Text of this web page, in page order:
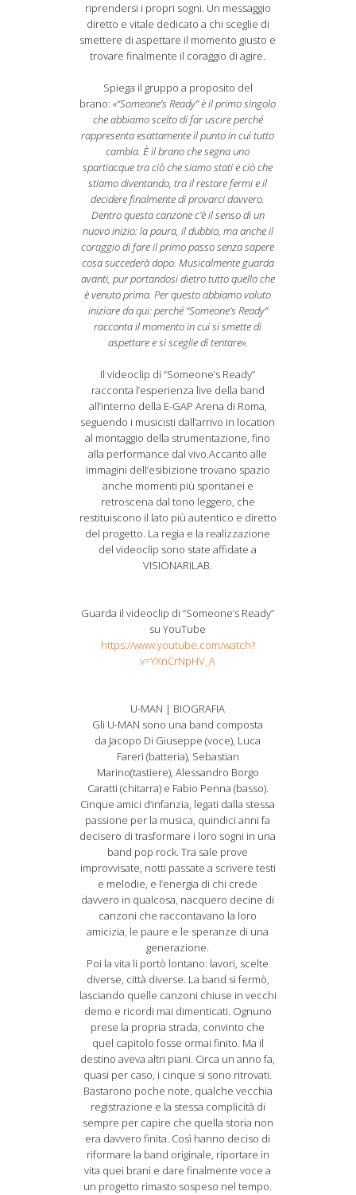
riprendersi i propri sogni. Un messaggio
diretto e vitale dedicato a chi sceglie di
smettere di aspettare il momento giusto e
trovare finalmente il coraggio di agire.
Spiega il gruppo a proposito del
brano:«“Someone’s Ready” è il primo singolo
che abbiamo scelto di far uscire perché
rappresenta esattamente il punto in cui tutto
cambia. È il brano che segna uno
spartiacque tra ciò che siamo stati e ciò che
stiamo diventando, tra il restare fermi e il
decidere finalmente di provarci davvero.
Dentro questa canzone c’è il senso di un
nuovo inizio: la paura, il dubbio, ma anche il
coraggio di fare il primo passo senza sapere
cosa succederà dopo. Musicalmente guarda
avanti, pur portandosi dietro tutto quello che
è venuto prima. Per questo abbiamo voluto
iniziare da qui: perché “Someone’s Ready”
racconta il momento in cui si smette di
aspettare e si sceglie di tentare».
Il videoclip di “Someone’s Ready”
racconta l’esperienza live della band
all’interno della E-GAP Arena di Roma,
seguendo i musicisti dall’arrivo in location
al montaggio della strumentazione, fino
alla performance dal vivo.Accanto alle
immagini dell’esibizione trovano spazio
anche momenti più spontanei e
retroscena dal tono leggero, che
restituiscono il lato più autentico e diretto
del progetto. La regia e la realizzazione
del videoclip sono state affidate a
VISIONARILAB.
Guarda il videoclip di “Someone’s Ready”
su YouTube
https://www.youtube.com/watch?
v=YXnCrNpHV_A
U-MAN | BIOGRAFIA
Gli U-MAN sono una band composta
da Jacopo Di Giuseppe (voce), Luca
Fareri (batteria), Sebastian
Marino(tastiere), Alessandro Borgo
Caratti (chitarra) e Fabio Penna (basso).
Cinque amici d’infanzia, legati dalla stessa
passione per la musica, quindici anni fa
decisero di trasformare i loro sogni in una
band pop rock. Tra sale prove
improvvisate, notti passate a scrivere testi
e melodie, e l’energia di chi crede
davvero in qualcosa, nacquero decine di
canzoni che raccontavano la loro
amicizia, le paure e le speranze di una
generazione.
Poi la vita li portò lontano: lavori, scelte
diverse, città diverse. La band si fermò,
lasciando quelle canzoni chiuse in vecchi
demo e ricordi mai dimenticati. Ognuno
prese la propria strada, convinto che
quel capitolo fosse ormai finito. Ma il
destino aveva altri piani. Circa un anno fa,
quasi per caso, i cinque si sono ritrovati.
Bastarono poche note, qualche vecchia
registrazione e la stessa complicità di
sempre per capire che quella storia non
era davvero finita. Così hanno deciso di
riformare la band originale, riportare in
vita quei brani e dare finalmente voce a
un progetto rimasto sospeso nel tempo.